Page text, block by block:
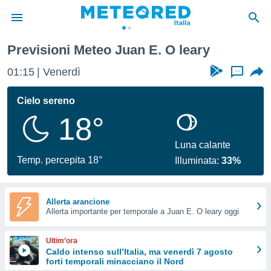
di
per
le
di
Web
le
Previsioni Meteo Juan E. O leary
01:15 Venerdì ...
Cielo sereno
18°
Temp. percepita 18°
Luna calante
Illuminata:33%
Allerta arancione
Allerta importante per temporale a Juan E. O leary oggi
Ultim’ora
Caldo intenso sull’Italia, ma venerdì 7 agosto
forti temporali minacciano il Nord